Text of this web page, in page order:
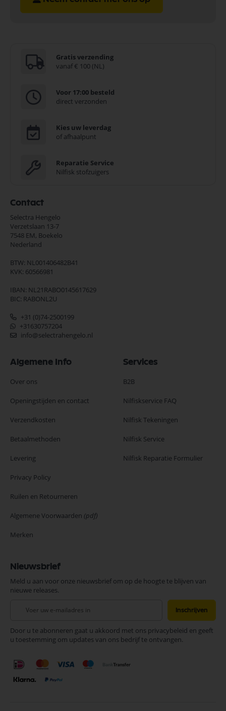
Gratis verzending
vanaf € 100 (NL)
Voor 17:00 besteld
direct verzonden
Kies uw leverdag
of afhaalpunt
Reparatie Service
Nilfisk stofzuigers
Contact
Selectra Hengelo
Verzetslaan 13-7
7548 EM, Boekelo
Nederland
BTW: NL001406482B41
KVK: 60566981
IBAN: NL21RABO0145617629
BIC: RABONL2U
+31 (0)74-2500199
+31630757204
info@selectrahengelo.nl
Algemene Info
Over ons
Openingstijden en contact
Verzendkosten
Betaalmethoden
Levering
Privacy Policy
Ruilen en Retourneren
Algemene Voorwaarden (pdf)
Merken
Services
B2B
Nilfiskservice FAQ
Nilfisk Tekeningen
Nilfisk Service
Nilfisk Reparatie Formulier
Nieuwsbrief
Meld u aan voor onze nieuwsbrief om op de hoogte te blijven van
nieuwe releases.
onze
nieuwsbrief
Inschrijven
Door u te abonneren gaat u akkoord met ons privacybeleid en geeft
u toestemming om updates van ons bedrijf te ontvangen.